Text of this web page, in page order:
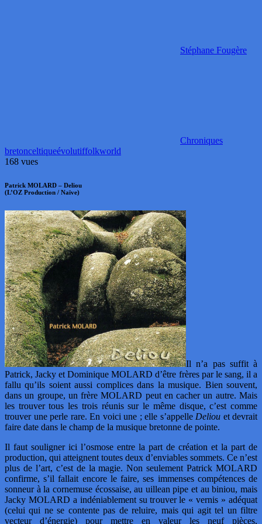
Stéphane Fougère
Chroniques
bretonceltiqueévolutiffolkworld
168 vues
Patrick MOLARD – Deliou
(L’OZ Production / Naïve)
Il n’a pas suffit à
Patrick, Jacky et Dominique MOLARD d’être frères par le sang, il a
fallu qu’ils soient aussi complices dans la musique. Bien souvent,
dans un groupe, un frère MOLARD peut en cacher un autre. Mais
les trouver tous les trois réunis sur le même disque, c’est comme
trouver une perle rare. En voici une ; elle s’appelle Deliou et devrait
faire date dans le champ de la musique bretonne de pointe.
Il faut souligner ici l’osmose entre la part de création et la part de
production, qui atteignent toutes deux d’enviables sommets. Ce n’est
plus de l’art, c’est de la magie. Non seulement Patrick MOLARD
confirme, s’il fallait encore le faire, ses immenses compétences de
sonneur à la cornemuse écossaise, au uillean pipe et au biniou, mais
Jacky MOLARD a indéniablement su trouver le « vernis » adéquat
(celui qui ne se contente pas de reluire, mais qui agit tel un filtre
vecteur d’énergie) pour mettre en valeur les neuf pièces,